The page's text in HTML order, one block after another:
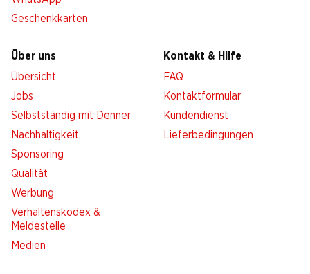
Geschenkkarten
Über uns
Übersicht
Jobs
Selbstständig mit Denner
Nachhaltigkeit
Sponsoring
Qualität
Werbung
Verhaltenskodex &
Meldestelle
Medien
Kontakt & Hilfe
FAQ
Kontaktformular
Kundendienst
Lieferbedingungen